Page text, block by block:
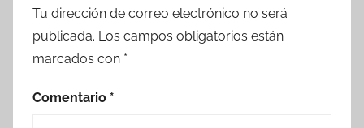
Tu dirección de correo electrónico no será
publicada. Los campos obligatorios están
marcados con *
Comentario *